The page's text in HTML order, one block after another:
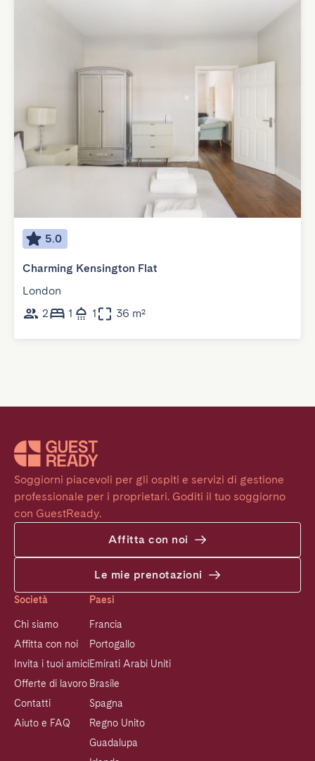
5.0
Charming Kensington Flat
London
2
1 1 36 m²
Soggiorni piacevoli per gli ospiti e servizi di gestione
professionale per i proprietari. Goditi il tuo soggiorno
con GuestReady.
Affitta con noi
Le mie prenotazioni
Società
Chi siamo
Affitta con noi
Invita i tuoi amici
Offerte di lavoro
Contatti
Aiuto e FAQ
Paesi
Francia
Portogallo
Emirati Arabi Uniti
Brasile
Spagna
Regno Unito
Guadalupa